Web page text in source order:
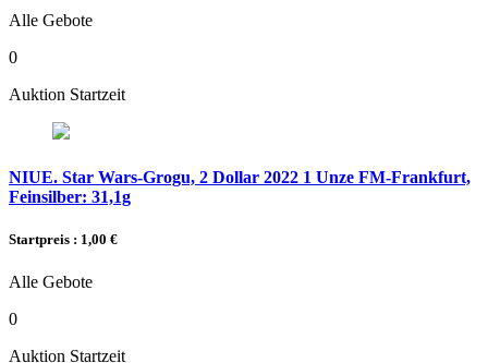
Alle Gebote
0
Auktion Startzeit
NIUE. Star Wars-Grogu, 2 Dollar 2022 1 Unze FM-Frankfurt,
Feinsilber: 31,1g
Startpreis : 1,00 €
Alle Gebote
0
Auktion Startzeit